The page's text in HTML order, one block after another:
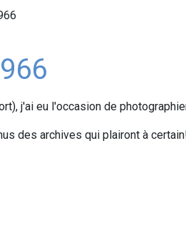
j'ai eu l'occasion de
des archives qui plairont à